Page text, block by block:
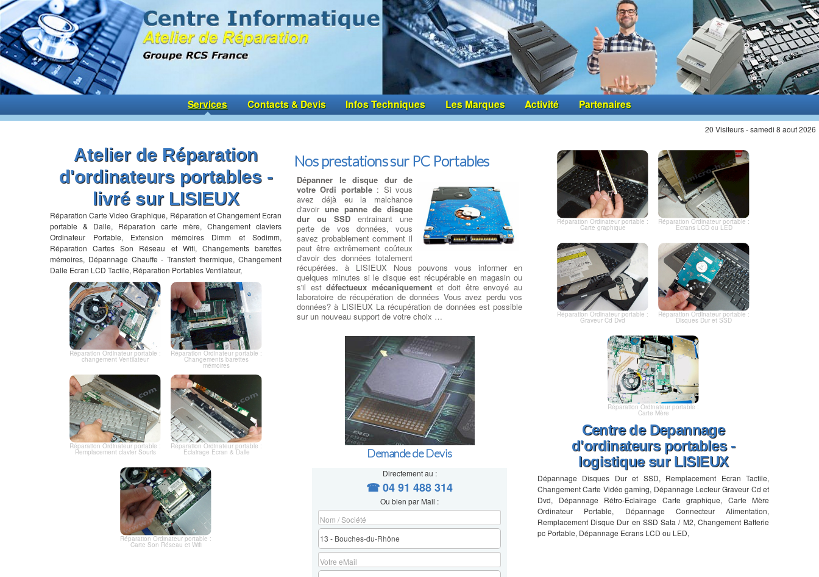
Services Contacts & Devis Infos Techniques Les Marques Activité Partenaires
20 Visiteurs - samedi 8 aout 2026
Atelier de Réparation
d'ordinateurs portables -
livré sur LISIEUX
Réparation Carte Video Graphique, Réparation et Changement Ecran
portable & Dalle, Réparation carte mère, Changement claviers
Ordinateur Portable, Extension mémoires Dimm et Sodimm,
Réparation Cartes Son Réseau et Wifi, Changements barettes
mémoires, Dépannage Chauffe - Transfert thermique, Changement
Dalle Ecran LCD Tactile, Réparation Portables Ventilateur,
Réparation Ordinateur portable :
changement Ventilateur
Réparation Ordinateur portable :
Changements barettes
mémoires
Réparation Ordinateur portable :
Remplacement clavier Souris
Réparation Ordinateur portable :
Eclairage Ecran & Dalle
Réparation Ordinateur portable :
Carte Son Réseau et Wifi
Nos prestations sur PC Portables
Dépanner le disque dur de
votre Ordi portable: Si vous
avez déjà eu la malchance
d'avoir une panne de disque
dur ou SSD entrainant une
perte de vos données, vous
savez probablement comment il
peut être extrêmement coûteux
d'avoir des données totalement
récupérées. à LISIEUX Nous pouvons vous informer en
quelques minutes si le disque est récupérable en magasin ou
s'il estdéfectueux mécaniquementet doit être envoyé au
laboratoire de récupération de données Vous avez perdu vos
données? à LISIEUX La récupération de données est possible
sur un nouveau support de votre choix …
Demande de Devis
Directement au :
☎ 04 91 488 314
Ou bien par Mail :
Réparation Ordinateur portable :
Carte graphique
Réparation Ordinateur portable :
Ecrans LCD ou LED
Réparation Ordinateur portable :
Graveur Cd Dvd
Réparation Ordinateur portable :
Disques Dur et SSD
Réparation Ordinateur portable :
Carte Mère
Centre de Depannage
d'ordinateurs portables -
logistique sur LISIEUX
Dépannage Disques Dur et SSD, Remplacement Ecran Tactile,
Changement Carte Vidéo gaming, Dépannage Lecteur Graveur Cd et
Dvd, Dépannage Rétro-Eclairage Carte graphique, Carte Mère
Ordinateur Portable, Dépannage Connecteur Alimentation,
Remplacement Disque Dur en SSD Sata / M2, Changement Batterie
pc Portable, Dépannage Ecrans LCD ou LED,